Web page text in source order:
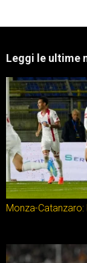
Leggi le ultime
Monza-